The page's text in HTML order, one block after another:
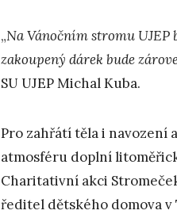
„Na Vánočním stromu UJEP
zakoupený dárek bude
SU UJEP Michal Kuba.
Pro zahřátí těla i navození
atmosféru doplní
Charitativní akci
ředitel dětského domova